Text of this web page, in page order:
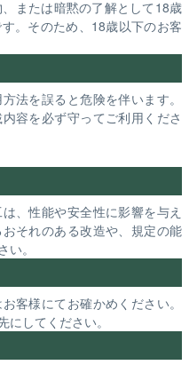
または暗黙の了解として18歳
。そのため、18歳以下のお客
法を誤ると危険を伴います。
容を必ず守ってご利用くださ
、性能や安全性に影響を与え
それのある改造や、規定の能
。
客様にてお確かめください。
してください。